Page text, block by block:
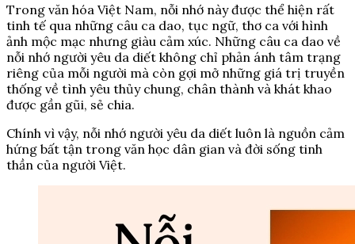
Trong văn hóa Việt Nam, nỗi nhớ này được thể hiện rất
tinh tế qua những câu ca dao, tục ngữ, thơ ca với hình
ảnh mộc mạc nhưng giàu cảm xúc. Những câu ca dao về
nỗi nhớ người yêu da diết không chỉ phản ánh tâm trạng
riêng của mỗi người mà còn gợi mở những giá trị truyền
thống về tình yêu thủy chung, chân thành và khát khao
được gần gũi, sẻ chia.
Chính vì vậy, nỗi nhớ người yêu da diết luôn là nguồn cảm
hứng bất tận trong văn học dân gian và đời sống tinh
thần của người Việt.